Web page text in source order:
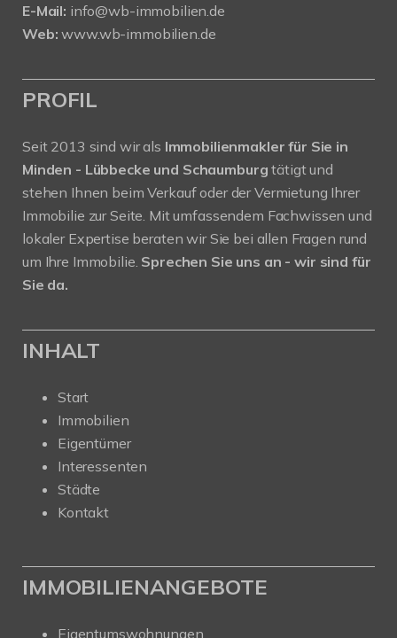
E-Mail: info@wb-immobilien.de
Web: www.wb-immobilien.de
PROFIL
Seit 2013 sind wir als Immobilienmakler für Sie in
Minden - Lübbecke und Schaumburgtätigt und
stehen Ihnen beim Verkauf oder der Vermietung Ihrer
Immobilie zur Seite. Mit umfassendem Fachwissen und
lokaler Expertise beraten wir Sie bei allen Fragen rund
um Ihre Immobilie. Sprechen Sie uns an - wir sind für
Sie da.
INHALT
Start
Immobilien
Eigentümer
Interessenten
Städte
Kontakt
IMMOBILIENANGEBOTE
Eigentumswohnungen